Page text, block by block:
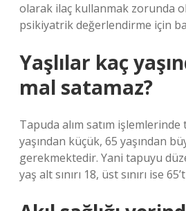
olarak ilaç kullanmak zorunda
psikiyatrik değerlendirme için
Yaşlılar kaç
mal satamaz?
Tapuda alım satım işlemlerinde
yaşından küçük, 65 yaşından
gerekmektedir. Yani tapuyu
yaş alt sınırı 18, üst sınırı ise